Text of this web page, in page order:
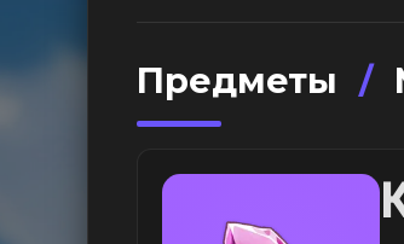
Предметы /